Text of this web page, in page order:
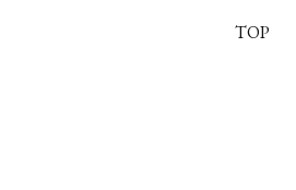
TOP